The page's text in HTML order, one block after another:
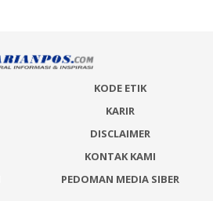
KODE ETIK
KARIR
DISCLAIMER
KONTAK KAMI
PEDOMAN MEDIA SIBER